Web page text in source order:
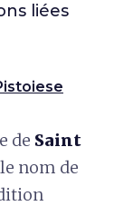
liées
de Saint
nom de